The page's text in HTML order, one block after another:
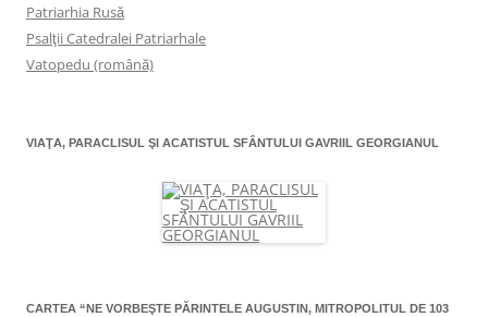
Patriarhia Rusă
Psalţii Catedralei Patriarhale
Vatopedu (română)
VIAŢA, PARACLISUL ŞI ACATISTUL SFÂNTULUI GAVRIIL GEORGIANUL
CARTEA “NE VORBEŞTE PĂRINTELE AUGUSTIN, MITROPOLITUL DE 103